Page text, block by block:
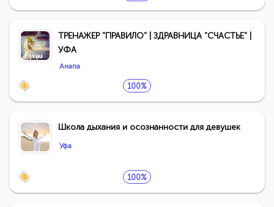
ТРЕНАЖЕР "ПРАВИЛО" | ЗДРАВНИЦА "СЧАСТЬЕ" |
УФА
Анапа
100%
Школа дыхания и осознанности для девушек
Уфа
100%